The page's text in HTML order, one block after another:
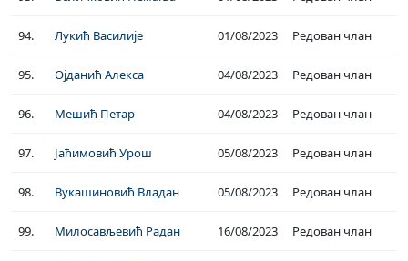
94. Лукић Василије 01/08/2023 Редован члан
95. Ојданић Алекса 04/08/2023 Редован члан
96. Мешић Петар 04/08/2023 Редован члан
97. Јаћимовић Урош 05/08/2023 Редован члан
98. Вукашиновић Владан 05/08/2023 Редован члан
99. Милосављевић Радан 16/08/2023 Редован члан